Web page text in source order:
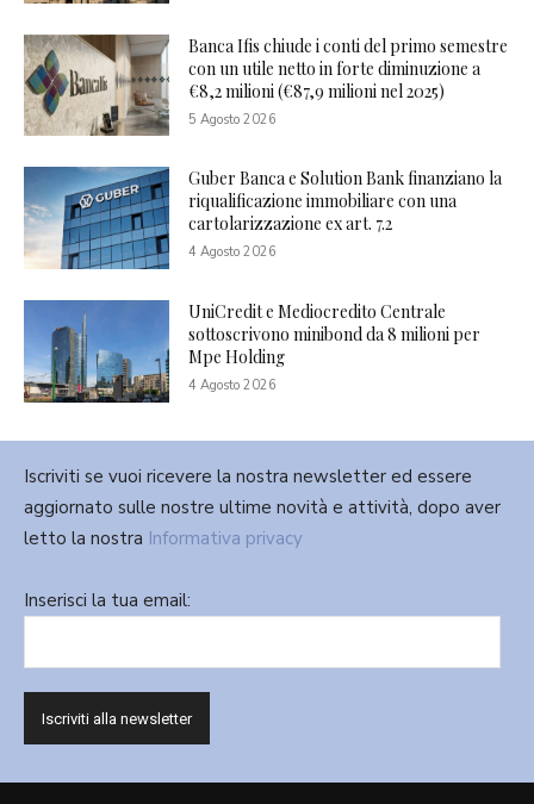
Banca Ifis chiude i conti del primo semestre
con un utile netto in forte diminuzione a
€8,2 milioni (€87,9 milioni nel 2025)
5 Agosto 2026
Guber Banca e Solution Bank finanziano la
riqualificazione immobiliare con una
cartolarizzazione ex art. 7.2
4 Agosto 2026
UniCredit e Mediocredito Centrale
sottoscrivono minibond da 8 milioni per
Mpe Holding
4 Agosto 2026
Iscriviti se vuoi ricevere la nostra newsletter ed essere
aggiornato sulle nostre ultime novità e attività, dopo aver
letto la nostra Informativa privacy
Inserisci la tua email: